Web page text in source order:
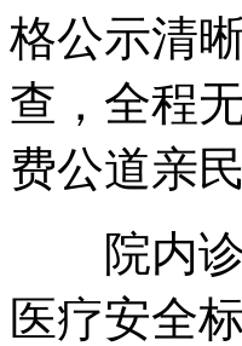
格公示清
查，全程
费公道亲民
院内诊
医疗安全